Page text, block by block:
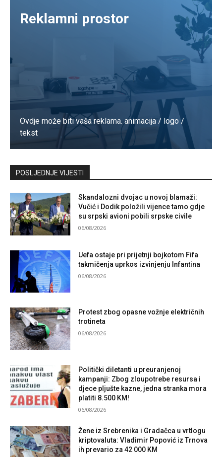
Reklamni prostor
Ovdje može biti vaša reklama. animacija / logo /
tekst
Kontaktirajte nas
POSLJEDNJE VIJESTI
Skandalozni dvojac u novoj blamaži:
Vučić i Dodik položili vijence tamo gdje
su srpski avioni pobili srpske civile
06/08/2026
Uefa ostaje pri prijetnji bojkotom Fifa
takmičenja uprkos izvinjenju Infantina
06/08/2026
Protest zbog opasne vožnje električnih
trotineta
06/08/2026
Politički diletanti u preuranjenoj
kampanji: Zbog zloupotrebe resursa i
djece pljušte kazne, jedna stranka mora
platiti 8.500 KM!
06/08/2026
Žene iz Srebrenika i Gradačca u vrtlogu
kriptovaluta: Vladimir Popović iz Trnova
ih prevario za 42 000 KM